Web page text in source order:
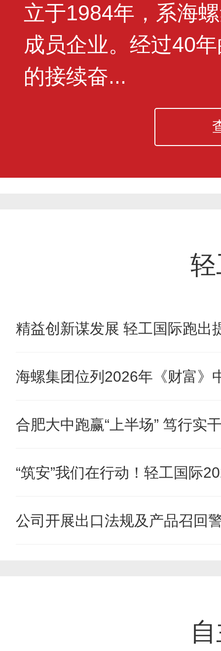
立于1984年，系海
成员企业。经过40
的接续奋...
精益创新谋发展 轻工国际跑出
海螺集团位列2026年《财富》
合肥大中跑赢“上半场” 笃行实
“筑安”我们在行动！轻工国际
公司开展出口法规及产品召回